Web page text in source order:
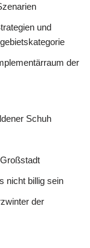
und
der
Schuh
nicht billig sein
der